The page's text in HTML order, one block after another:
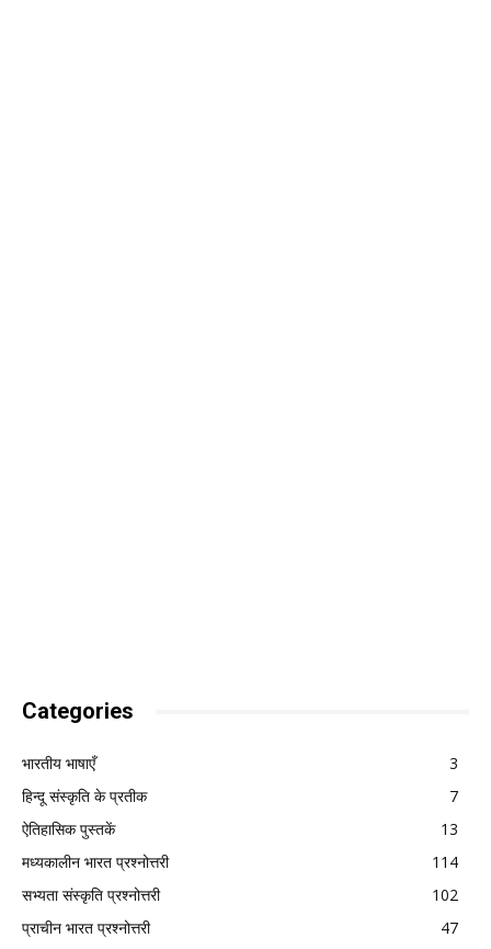
Categories
भारतीय भाषाएँ
3
हिन्दू संस्कृति के प्रतीक
7
ऐतिहासिक पुस्तकें
13
मध्यकालीन भारत प्रश्नोत्तरी
114
सभ्यता संस्कृति प्रश्नोत्तरी
102
प्राचीन भारत प्रश्नोत्तरी
47